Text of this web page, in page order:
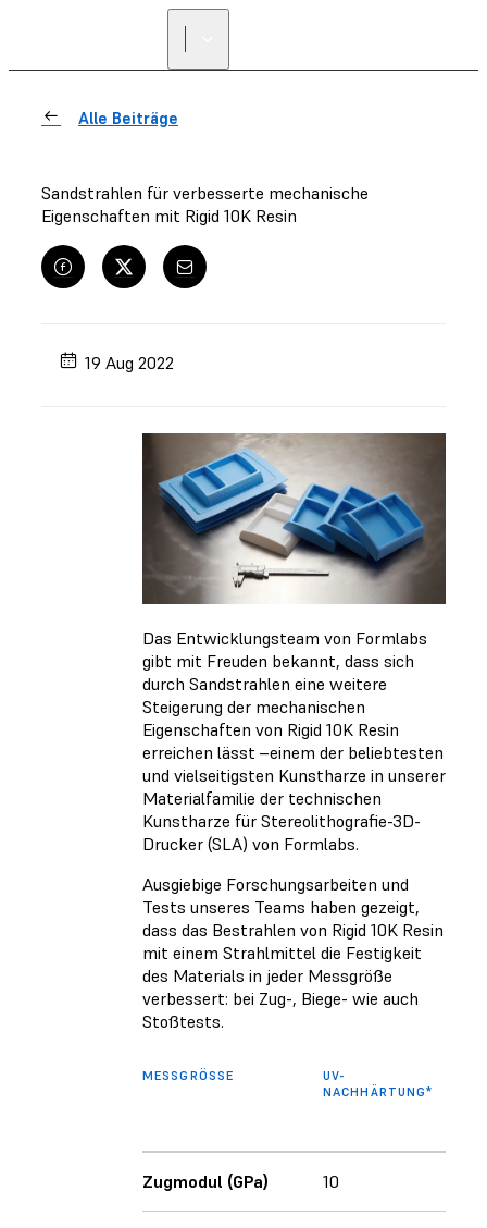
Alle Beiträge
Sandstrahlen für verbesserte mechanische
Eigenschaften mit Rigid 10K Resin
19 Aug 2022
Das Entwicklungsteam von Formlabs
gibt mit Freuden bekannt, dass sich
durch Sandstrahlen eine weitere
Steigerung der mechanischen
Eigenschaften von Rigid 10K Resin
erreichen lässt –einem der beliebtesten
und vielseitigsten Kunstharze in unserer
Materialfamilie der technischen
Kunstharze für Stereolithografie-3D-
Drucker (SLA) von Formlabs.
Ausgiebige Forschungsarbeiten und
Tests unseres Teams haben gezeigt,
dass das Bestrahlen von Rigid 10K Resin
mit einem Strahlmittel die Festigkeit
des Materials in jeder Messgröße
verbessert: bei Zug-, Biege- wie auch
Stoßtests.
MESSGRÖSSE
UV-
NACHHÄRTUNG*
Zugmodul (GPa) 10